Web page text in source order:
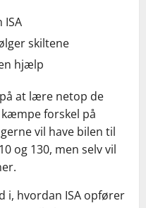
skiltene
hjælp
at lære netop de
forskel på
vil have bilen til
og 130, men selv vil
i, hvordan ISA opfører